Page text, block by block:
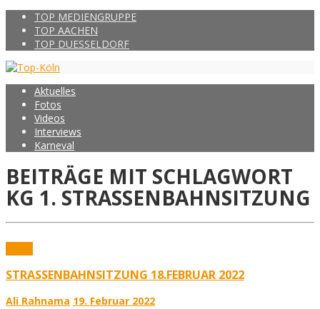
TOP MEDIENGRUPPE
TOP AACHEN
TOP DUESSELDORF
Aktuelles
Fotos
Videos
Interviews
Karneval
BEITRÄGE MIT SCHLAGWORT
KG 1. STRASSENBAHNSITZUNG
STRASSENBAHNSITZUNG 18.FEBRUAR 2022
Ali Rahnama 19. Februar 2022